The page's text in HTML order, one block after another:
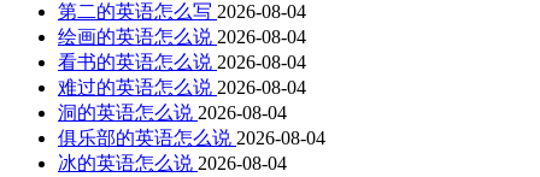
第二的英语怎么写 2026-08-04
绘画的英语怎么说 2026-08-04
看书的英语怎么说 2026-08-04
难过的英语怎么说 2026-08-04
洞的英语怎么说 2026-08-04
俱乐部的英语怎么说 2026-08-04
冰的英语怎么说 2026-08-04